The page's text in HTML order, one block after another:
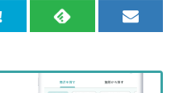
RSS
記
メ
マ